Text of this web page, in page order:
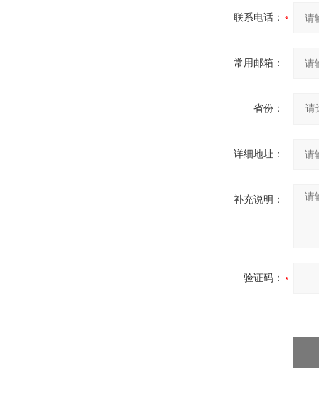
联系电话：
常用邮箱：
省份：
详细地址：
补充说明：
验证码：